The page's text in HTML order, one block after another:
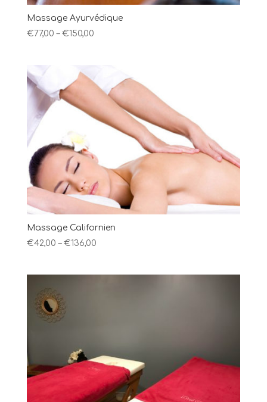
Massage Ayurvédique
€ 77,00 – €150,00
Massage Californien
€42,00 – €136,00